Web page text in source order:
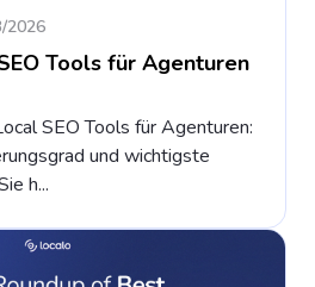
2026
Tools für Agenturen
SEO Tools für Agenturen:
und wichtigste
h...